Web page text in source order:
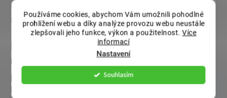
Používáme cookies, abychom Vám umožnili pohodlné
prohlížení webu a díky analýze provozu webu neustále
zlepšovali jeho funkce, výkon a použitelnost.Více
informací
Nastavení
Souhlasím
se zelení.
> Bílá ECO –svěží, opticky zvětšuje prostor.
Proč
Univerzální vzhled
přírodní dřevěný dekor.
Lehký a odolný plast